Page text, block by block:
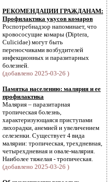
РЕКОМЕНДАЦИИ ГРАЖДАНАМ:
Профилактика укусов комаров
Роспотребнадзор напоминает, что
кровососущие комары (Diptera,
Culicidae) могут быть
переносчиками возбудителей
инфекционных и паразитарных
болезней.
(добавлено 2025-03-26 )
Памятка населению: малярия и ее
профилактика
Малярия – паразитарная
тропическая болезнь,
характеризующаяся приступами
лихорадки, анемией и увеличением
селезенки. Существует 4 вида
малярии: тропическая, трехдневная,
четырехдневная и овале-малярия.
Наиболее тяжелая - тропическая.
(добавлено 2025-03-26 )